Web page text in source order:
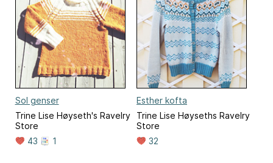
Sol genser
Trine Lise Høyseth's Ravelry
Store
43
1
Esther kofta
Trine Lise Høyseths Ravelry
Store
32